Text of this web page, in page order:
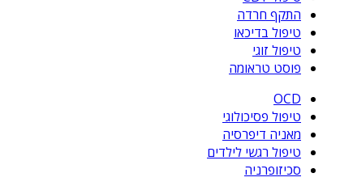
התקף חרדה
טיפול בדיכאו
טיפול זוגי
פוסט טראומה
OCD
טיפול פסיכולוגי
מאניה דיפרסיה
טיפול רגשי לילדים
סכיזופרניה